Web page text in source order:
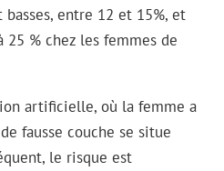
entre 12 et 15%, et
% chez les femmes de
artificielle, où la femme a
fausse couche se situe
le risque est